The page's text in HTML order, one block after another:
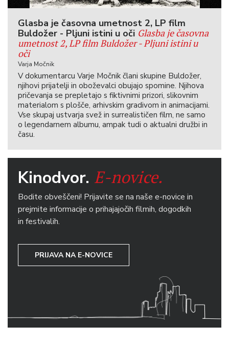
Glasba je časovna umetnost 2, LP film
Buldožer - Pljuni istini u oči Glasba je časovna
umetnost 2, LP film Buldožer - Pljuni istini u
oči
Varja Močnik
V dokumentarcu Varje Močnik člani skupine Buldožer,
njihovi prijatelji in oboževalci obujajo spomine. Njihova
pričevanja se prepletajo s fiktivnimi prizori, slikovnim
materialom s plošče, arhivskim gradivom in animacijami.
Vse skupaj ustvarja svež in surrealističen film, ne samo
o legendarnem albumu, ampak tudi o aktualni družbi in
času.
Kinodvor. E-novice.
Bodite obveščeni! Prijavite se na naše e-novice in
prejmite informacije o prihajajočih filmih, dogodkih
in festivalih.
PRIJAVA NA E-NOVICE